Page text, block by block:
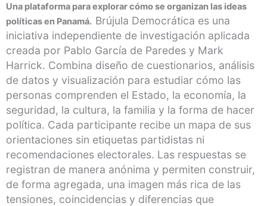
Una plataforma para explorar cómo se organizan las ideas
políticas en Panamá. Brújula Democrática es una
iniciativa independiente de investigación aplicada
creada por Pablo García de Paredes y Mark
Harrick. Combina diseño de cuestionarios, análisis
de datos y visualización para estudiar cómo las
personas comprenden el Estado, la economía, la
seguridad, la cultura, la familia y la forma de hacer
política. Cada participante recibe un mapa de sus
orientaciones sin etiquetas partidistas ni
recomendaciones electorales. Las respuestas se
registran de manera anónima y permiten construir,
de forma agregada, una imagen más rica de las
tensiones, coincidencias y diferencias que